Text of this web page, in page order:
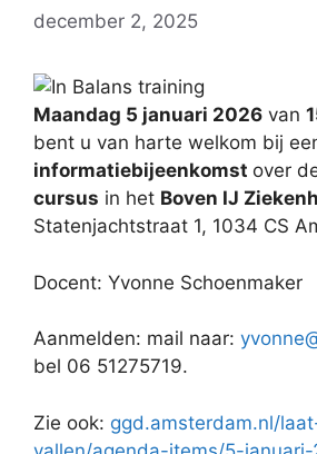
december 2, 2025
Maandag 5 januari 2026 van
bent u van harte welkom bij
informatiebijeenkomst over
cursus in het Boven IJ
Statenjachtstraat 1, 1034 CS
Docent: Yvonne Schoenmaker
Aanmelden: mail naar:
bel 06 51275719.
Zie ook: ggd.amsterdam.nl/